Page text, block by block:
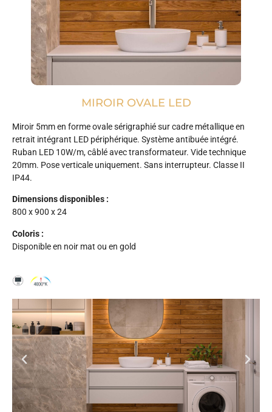
MIROIR OVALE LED
Miroir 5mm en forme ovale sérigraphié sur cadre métallique en
retrait intégrant LED périphérique. Système antibuée intégré.
Ruban LED 10W/m, câblé avec transformateur. Vide technique
20mm. Pose verticale uniquement. Sans interrupteur. Classe II
IP44.
Dimensions disponibles :
800 x 900 x 24
Coloris :
Disponible en noir mat ou en gold